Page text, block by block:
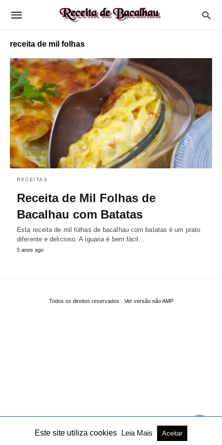
receita de mil folhas
RECEITAS
Receita de Mil Folhas de
Bacalhau com Batatas
Esta receita de mil folhas de bacalhau com batatas é um prato
diferente e delicioso. A iguaria é bem fácil…
5 anos ago
Todos os direitos reservados Ver versão não AMP
Este site utiliza cookies Leia Mais Aceitar